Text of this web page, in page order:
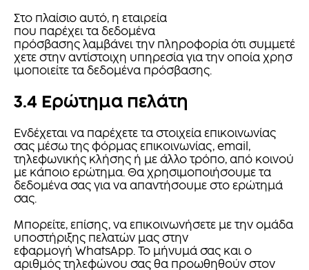
Στο πλαίσιο αυτό, η εταιρεία
που παρέχει τα δεδομένα
πρόσβασης λαμβάνει την πληροφορία ότι συμμετέ
χετε στην αντίστοιχη υπηρεσία για την οποία χρησ
ιμοποιείτε τα δεδομένα πρόσβασης.
3.4 Ερώτημα πελάτη
Ενδέχεται να παρέχετε τα στοιχεία επικοινωνίας
σας μέσω της φόρμας επικοινωνίας, email,
τηλεφωνικής κλήσης ή με άλλο τρόπο, από κοινού
με κάποιο ερώτημα. Θα χρησιμοποιήσουμε τα
δεδομένα σας για να απαντήσουμε στο ερώτημά
σας.
Μπορείτε, επίσης, να επικοινωνήσετε με την ομάδα
υποστήριξης πελατών μας στην
εφαρμογή WhatsApp. Το μήνυμά σας και ο
αριθμός τηλεφώνου σας θα προωθηθούν στον